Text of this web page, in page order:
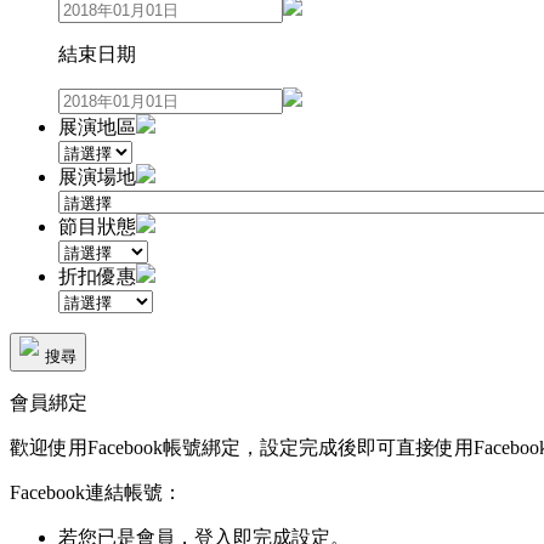
結束日期
展演地區
展演場地
節目狀態
折扣優惠
搜尋
會員綁定
歡迎使用Facebook帳號綁定，設定完成後即可直接使用
Facebook連結帳號：
若您已是會員，登入即完成設定。